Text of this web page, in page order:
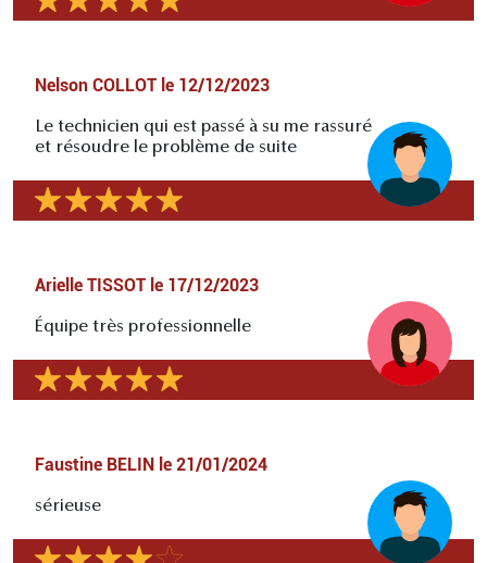
Nelson COLLOT le 12/12/2023
Le technicien qui est passé à su me rassuré
et résoudre le problème de suite
Arielle TISSOT le 17/12/2023
Équipe très professionnelle
Faustine BELIN le 21/01/2024
sérieuse